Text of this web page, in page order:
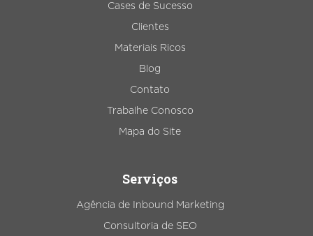
Cases de Sucesso
Clientes
Materiais Ricos
Blog
Contato
Trabalhe Conosco
Mapa do Site
Serviços
Agência de Inbound Marketing
Consultoria de SEO